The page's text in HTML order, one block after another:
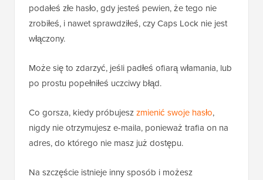
podałeś złe hasło, gdy jesteś pewien, że tego nie
zrobiłeś, i nawet sprawdziłeś, czy Caps Lock nie jest
włączony.
Może się to zdarzyć, jeśli padłeś ofiarą włamania, lub
po prostu popełniłeś uczciwy błąd.
Co gorsza, kiedy próbujeszzmienić swoje hasło,
nigdy nie otrzymujesz e-maila, ponieważ trafia on na
adres, do którego nie masz już dostępu.
Na szczęście istnieje inny sposób i możesz